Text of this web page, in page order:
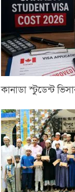
কানাডা স্টুডেন্ট